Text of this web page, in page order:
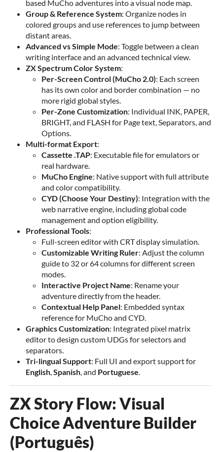
based MuCho adventures into a visual node map.
Group & Reference System: Organize nodes in
colored groups and use references to jump between
distant areas.
Advanced vs Simple Mode: Toggle between a clean
writing interface and an advanced technical view.
ZX Spectrum Color System:
Per-Screen Control (MuCho 2.0): Each screen
has its own color and border combination — no
more rigid global styles.
Per-Zone Customization: Individual INK, PAPER,
BRIGHT, and FLASH for Page text, Separators, and
Options.
Multi-format Export:
Cassette .TAP: Executable file for emulators or
real hardware.
MuCho Engine: Native support with full attribute
and color compatibility.
CYD (Choose Your Destiny): Integration with the
web narrative engine, including global code
management and option eligibility.
Professional Tools:
Full-screen editor with CRT display simulation.
Customizable Writing Ruler: Adjust the column
guide to 32 or 64 columns for different screen
modes.
Interactive Project Name: Rename your
adventure directly from the header.
Contextual Help Panel: Embedded syntax
reference for MuCho and CYD.
Graphics Customization: Integrated pixel matrix
editor to design custom UDGs for selectors and
separators.
Tri-lingual Support: Full UI and export support for
English Spanish , and Portuguese
ZX Story Flow: Visual
Choice Adventure Builder
(Português)